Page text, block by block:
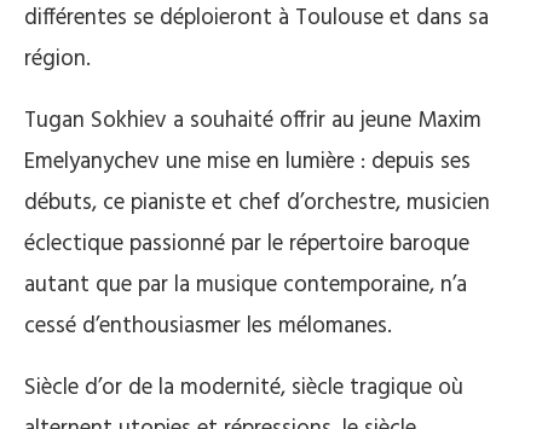
différentes se déploieront à Toulouse et dans sa
région.
Tugan Sokhiev a souhaité offrir au jeune Maxim
Emelyanychev une mise en lumière : depuis ses
débuts, ce pianiste et chef d’orchestre, musicien
éclectique passionné par le répertoire baroque
autant que par la musique contemporaine, n’a
cessé d’enthousiasmer les mélomanes.
Siècle d’or de la modernité, siècle tragique où